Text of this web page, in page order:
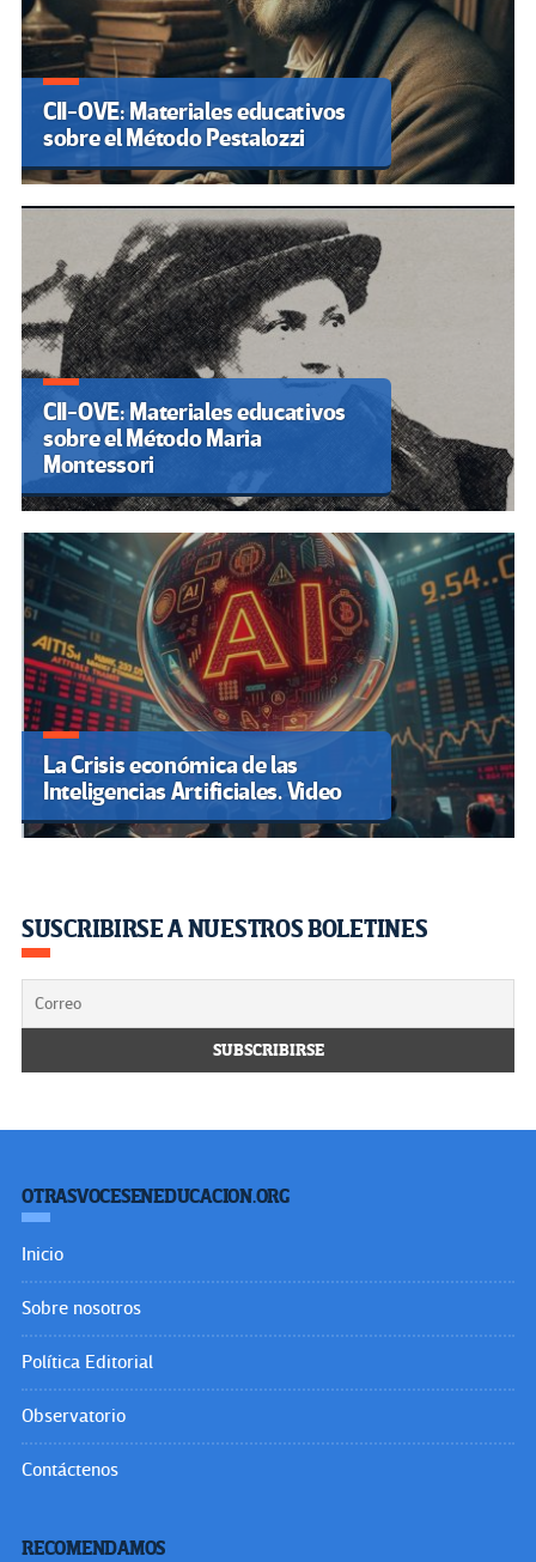
CII-OVE: Materiales educativos
sobre el Método Pestalozzi
CII-OVE: Materiales educativos
sobre el Método Maria
Montessori
La Crisis económica de las
Inteligencias Artificiales. Video
SUSCRIBIRSE A NUESTROS BOLETINES
OTRASVOCESENEDUCACION.ORG
Inicio
Sobre nosotros
Política Editorial
Observatorio
Contáctenos
RECOMENDAMOS